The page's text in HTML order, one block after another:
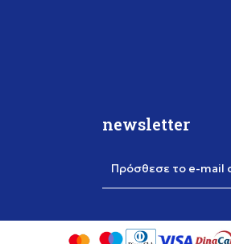
newsletter
Πρόσθεσε το e-mail